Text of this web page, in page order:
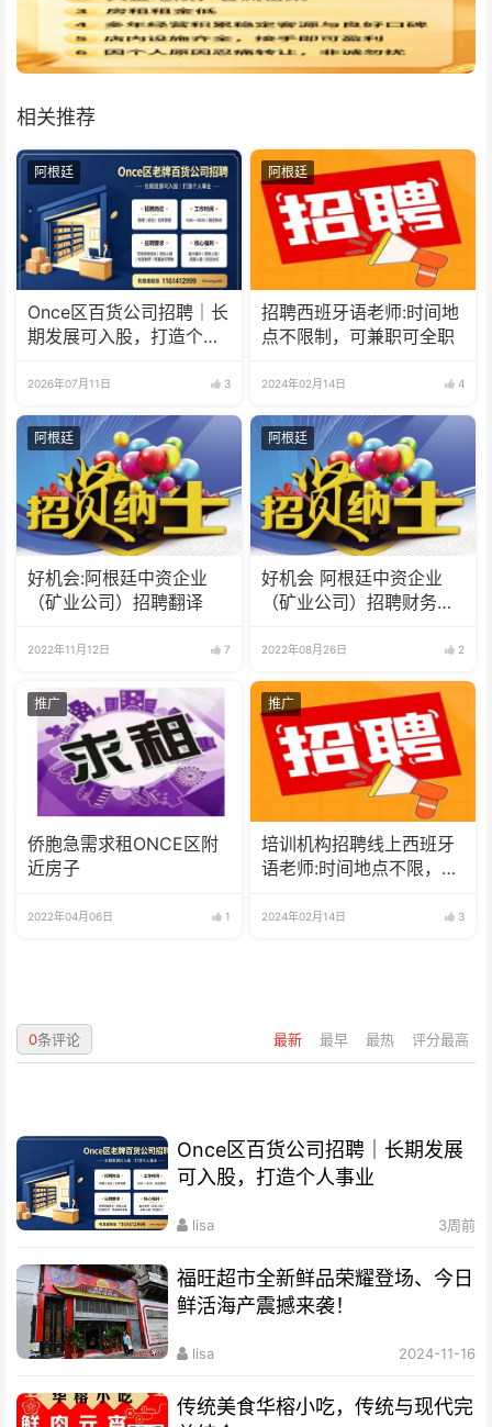
相关推荐
阿根廷
Once区百货公司招聘｜长
期发展可入股，打造个人
2026年07月11日 3
阿根廷
招聘西班牙语老师:时间地
点不限制，可兼职可全职
2024年02月14日 4
阿根廷
好机会:阿根廷中资企业
（矿业公司）招聘翻译
2022年11月12日 7
阿根廷
好机会 阿根廷中资企业
（矿业公司）招聘财务人
2022年08月26日 2
推广
侨胞急需求租ONCE区附
近房子
2022年04月06日 1
推广
培训机构招聘线上西班牙
语老师:时间地点不限，可
2024年02月14日 3
最新 最早 最热 评分最高
0条评论
Once区百货公司招聘｜长期发展
可入股，打造个人事业
lisa 3周前
福旺超市全新鲜品荣耀登场、今日
鲜活海产震撼来袭！
lisa 2024-11-16
传统美食华榕小吃，传统与现代完